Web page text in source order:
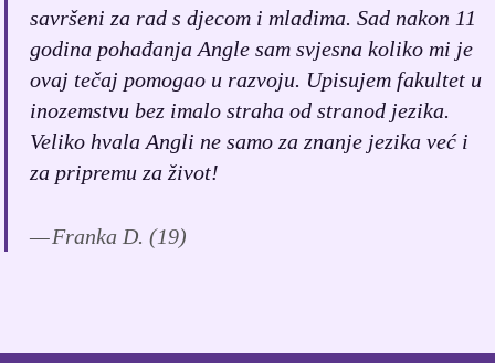
savršeni za rad s djecom i mladima. Sad nakon 11
godina pohađanja Angle sam svjesna koliko mi je
ovaj tečaj pomogao u razvoju. Upisujem fakultet u
inozemstvu bez imalo straha od stranod jezika.
Veliko hvala Angli ne samo za znanje jezika već i
za pripremu za život!
Franka D. (19)